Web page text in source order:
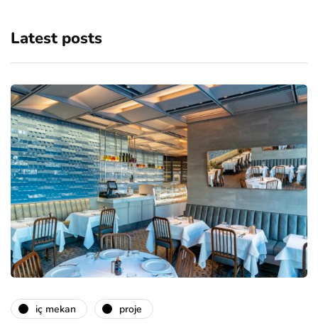
Latest posts
i̇ç mekan proje